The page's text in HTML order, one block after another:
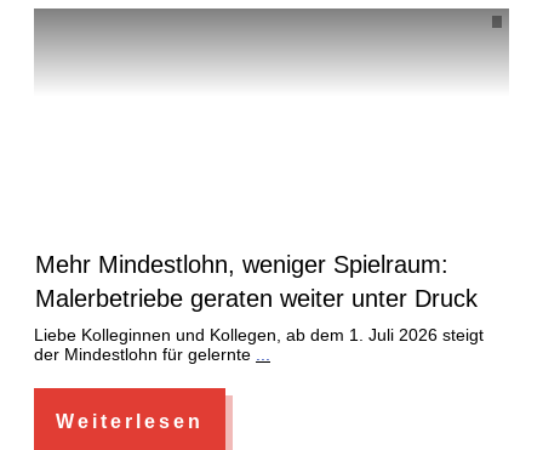
Mehr Mindestlohn, weniger Spielraum:
Malerbetriebe geraten weiter unter Druck
Liebe Kolleginnen und Kollegen, ab dem 1. Juli 2026 steigt
der Mindestlohn für gelernte
Weiterlesen